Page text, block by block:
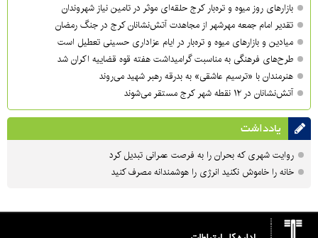
بازارهای روز میوه و تره‌بار کرج حلقه‌ای موثر در تامین نیاز شهروندان
تقدیر امام جمعه مهرشهر از مجاهدت آتش‌نشانان کرج در جنگ رمضان
میادین و بازارهای میوه و تره‌بار در ایام عزاداری حسینی تعطیل است
طرح‌های فرهنگی به مناسبت گرامیداشت هفته قوه قضاییه اکران شد
هنرمندان با «ترسیم عاشقی» به بدرقه رهبر شهید می‌روند
آتش‌نشانان در ۱۲ نقطه شهر کرج مستقر می‌شوند
یادداشت
روایت شهری که بحران را به فرصت عمرانی تبدیل کرد
خانه را خاموش نکنید انرژی را هوشمندانه مصرف کنید